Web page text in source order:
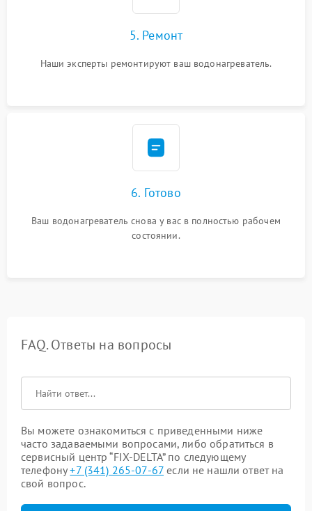
5. Ремонт
Наши эксперты ремонтируют ваш водонагреватель.
6. Готово
Ваш водонагреватель снова у вас в полностью рабочем
состоянии.
FAQ. Ответы на вопросы
Вы можете ознакомиться с приведенными ниже
часто задаваемыми вопросами, либо обратиться в
сервисный центр “FIX-DELTA” по следующему
телефону+7 (341) 265-07-67 если не нашли ответ на
свой вопрос.